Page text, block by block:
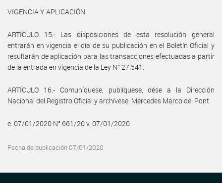
VIGENCIA Y APLICACIÓN
ARTÍCULO 15.- Las disposiciones de esta resolución general
entrarán en vigencia el día de su publicación en el Boletín Oficial y
resultarán de aplicación para las transacciones efectuadas a partir
de la entrada en vigencia de la Ley N° 27.541.
ARTÍCULO 16.- Comuníquese, publíquese, dése a la Dirección
Nacional del Registro Oficial y archívese. Mercedes Marco del Pont
e. 07/01/2020 N° 661/20 v. 07/01/2020
Fecha de publicación 07/01/2020